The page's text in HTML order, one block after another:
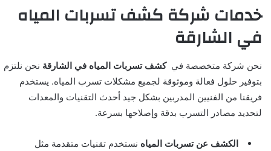
خدمات شركة كشف تسربات المياه
في الشارقة
نحن شركة متخصصة في كشف تسربات المياه في الشارقة نحن نلتزم
بتوفير حلول فعالة وموثوقة لجميع مشكلات تسرب المياه. يستخدم
فريقنا من الفنيين المدربين بشكل جيد أحدث التقنيات والمعدات
لتحديد مصادر التسرب بدقة وإصلاحها بسرعة.
الكشف عن تسربات المياه نستخدم تقنيات متقدمة مثل